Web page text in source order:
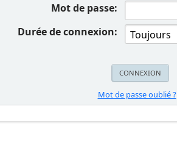
Mot de passe:
Durée de connexion:
Mot de passe oublié ?